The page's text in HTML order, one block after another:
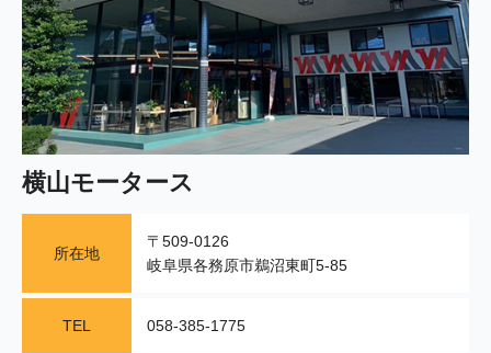
横山モータース
所在地
〒509-0126
岐阜県各務原市鵜沼東町5-85
TEL 058-385-1775